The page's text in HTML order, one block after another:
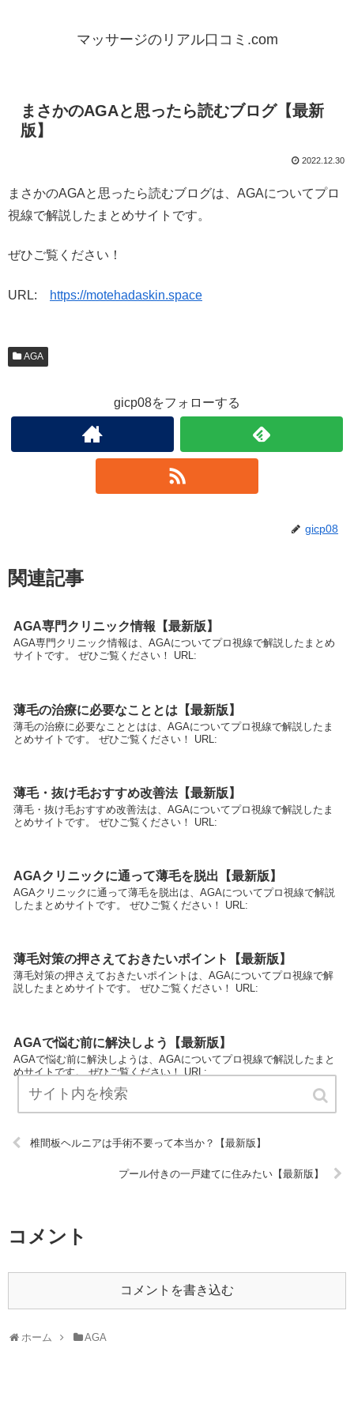
マッサージのリアル口コミ.com
まさかのAGAと思ったら読むブログ【最新
版】
2022.12.30
まさかのAGAと思ったら読むブログは、AGAについてプロ
視線で解説したまとめサイトです。
ぜひご覧ください！
URL: https://motehadaskin.space
AGA
gicp08をフォローする
gicp08
関連記事
AGA専門クリニック情報【最新版】
AGA専門クリニック情報は、AGAについてプロ視線で解説したまとめ
サイトです。 ぜひご覧ください！ URL:
薄毛の治療に必要なこととは【最新版】
薄毛の治療に必要なこととはは、AGAについてプロ視線で解説したま
とめサイトです。 ぜひご覧ください！ URL:
薄毛・抜け毛おすすめ改善法【最新版】
薄毛・抜け毛おすすめ改善法は、AGAについてプロ視線で解説したま
とめサイトです。 ぜひご覧ください！ URL:
AGAクリニックに通って薄毛を脱出【最新版】
AGAクリニックに通って薄毛を脱出は、AGAについてプロ視線で解説
したまとめサイトです。 ぜひご覧ください！ URL:
薄毛対策の押さえておきたいポイント【最新版】
薄毛対策の押さえておきたいポイントは、AGAについてプロ視線で解
説したまとめサイトです。 ぜひご覧ください！ URL:
AGAで悩む前に解決しよう【最新版】
AGAで悩む前に解決しようは、AGAについてプロ視線で解説したまと
めサイトです。 ぜひご覧ください！ URL:
椎間板ヘルニアは手術不要って本当か？【最新版】
プール付きの一戸建てに住みたい【最新版】
コメント
コメントを書き込む
ホーム AGA